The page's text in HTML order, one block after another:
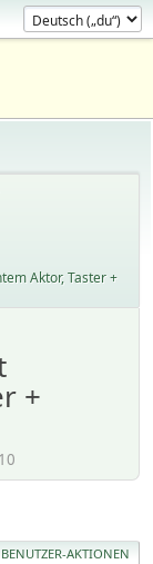
Aktor, Taster +
+
BENUTZER-AKTIONEN